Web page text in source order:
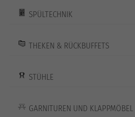
SPÜLTECHNIK
THEKEN & RÜCKBUFFETS
STÜHLE
GARNITUREN UND KLAPPMÖBEL